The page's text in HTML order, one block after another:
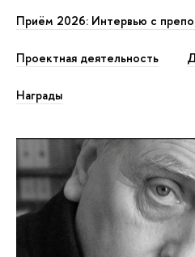
Приём 2026: Интервью с
Проектная деятельность
Награды